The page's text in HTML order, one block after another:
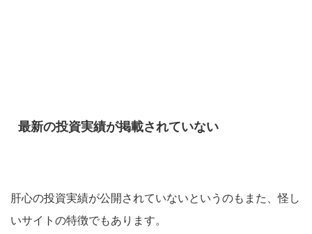
最新の投資実績が掲載されていない
肝心の投資実績が公開されていないというのもまた、怪し
いサイトの特徴でもあります。